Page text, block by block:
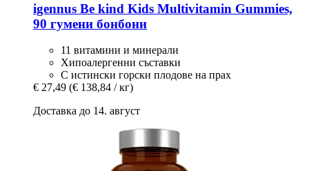
igennus Be kind Kids Multivitamin Gummies,
90 гумени бонбони
11 витамини и минерали
Хипоалергенни съставки
С истински горски плодове на прах
€ 27,49 (€ 138,84 / кг)
Доставка до 14. август